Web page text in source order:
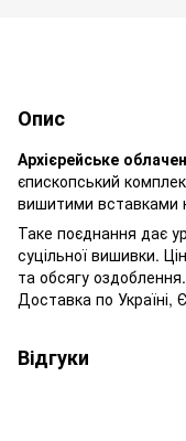
Опис
Архієрейське
єпископський
вишитими вставками
Таке поєднання дає
суцільної вишивки.
та обсягу
Доставка по Україні,
Відгуки